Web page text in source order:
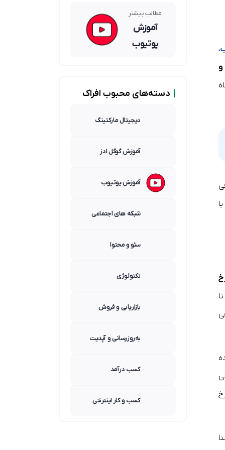
،
مصنوعی
مطالب بیشتر
آموزش
یوتیوب
دسته‌های محبوب افراک
دیجیتال مارکتینگ
آموزش گوگل ادز
آموزش یوتیوب
شبکه های اجتماعی
سئو و محتوا
تکنولوژی
بازاریابی و فروش
به‌روزرسانی و آپدیت
کسب درآمد
کسب و کار اینترنتی